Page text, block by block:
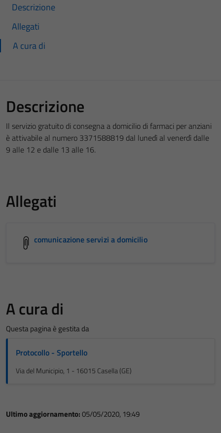
Descrizione
Allegati
A cura di
Descrizione
Il servizio gratuito di consegna a domicilio di farmaci per anziani
è attivabile al numero 3371588819 dal lunedì al venerdì dalle
9 alle 12 e dalle 13 alle 16.
Allegati
comunicazione servizi a domicilio
A cura di
Questa pagina è gestita da
Protocollo - Sportello
Via del Municipio, 1 - 16015 Casella (GE)
Ultimo aggiornamento:05/05/2020, 19:49